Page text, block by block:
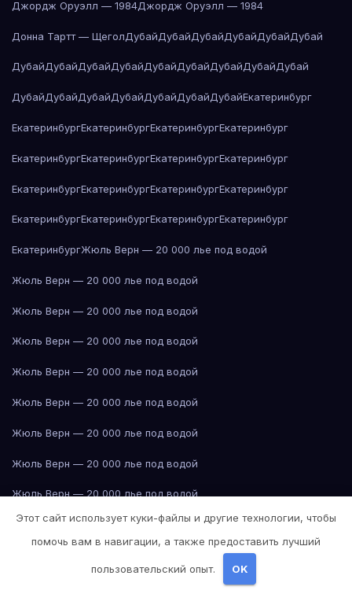
Джордж Оруэлл — 1984Джордж Оруэлл — 1984
Донна Тартт — ЩеголДубайДубайДубайДубайДубайДубай
ДубайДубайДубайДубайДубайДубайДубайДубайДубай
ДубайДубайДубайДубайДубайДубайДубайЕкатеринбург
ЕкатеринбургЕкатеринбургЕкатеринбургЕкатеринбург
ЕкатеринбургЕкатеринбургЕкатеринбургЕкатеринбург
ЕкатеринбургЕкатеринбургЕкатеринбургЕкатеринбург
ЕкатеринбургЕкатеринбургЕкатеринбургЕкатеринбург
ЕкатеринбургЖюль Верн — 20 000 лье под водой
Жюль Верн — 20 000 лье под водой
Жюль Верн — 20 000 лье под водой
Жюль Верн — 20 000 лье под водой
Жюль Верн — 20 000 лье под водой
Жюль Верн — 20 000 лье под водой
Жюль Верн — 20 000 лье под водой
Жюль Верн — 20 000 лье под водой
Жюль Верн — 20 000 лье под водой
Жюль Верн — 20 000 лье под водой
Этот сайт использует куки-файлы и другие технологии, чтобы
помочь вам в навигации, а также предоставить лучший
пользовательский опыт. OK